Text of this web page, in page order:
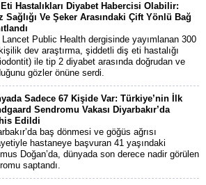
Hastalıkları Diyabet Habercisi Olabilir:
Sağlığı Ve Şeker Arasındaki Çift Yönlü Bağ
Lancet Public Health dergisinde yayımlanan 300
dev araştırma, şiddetli diş eti hastalığı
ile tip 2 diyabet arasında doğrudan ve
gözler önüne serdi.
Sadece 67 Kişide Var: Türkiye’nin İlk
Sendromu Vakası Diyarbakır’da
Edildi
baş dönmesi ve göğüs ağrısı
hastaneye başvuran 41 yaşındaki
Doğan’da, dünyada son derece nadir görülen
saptandı.